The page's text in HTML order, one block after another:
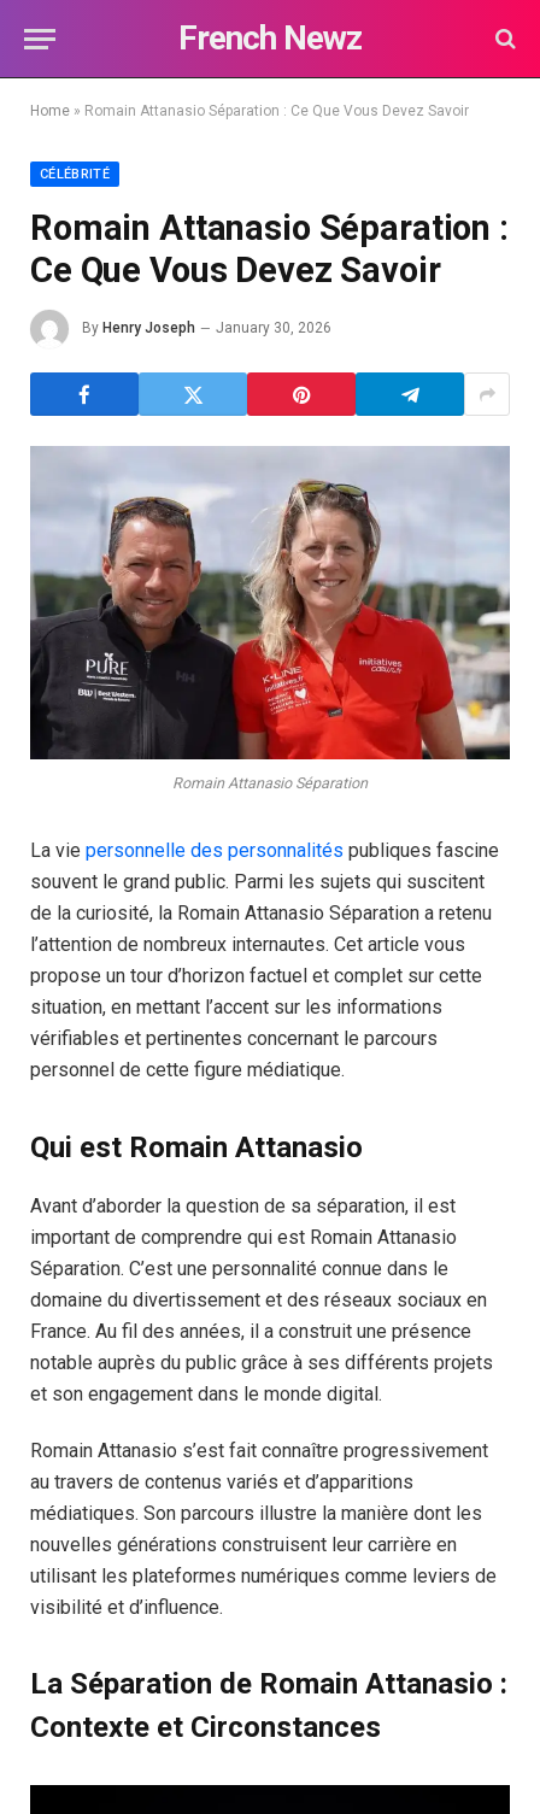
French Newz
Home » Romain Attanasio Séparation : Ce Que Vous Devez Savoir
CÉLÉBRITÉ
Romain Attanasio Séparation :
Ce Que Vous Devez Savoir
By Henry Joseph January 30, 2026
Romain Attanasio Séparation
La vie personnelle des personnalités publiques fascine
souvent le grand public. Parmi les sujets qui suscitent
de la curiosité, la Romain Attanasio Séparation a retenu
l’attention de nombreux internautes. Cet article vous
propose un tour d’horizon factuel et complet sur cette
situation, en mettant l’accent sur les informations
vérifiables et pertinentes concernant le parcours
personnel de cette figure médiatique.
Qui est Romain Attanasio
Avant d’aborder la question de sa séparation, il est
important de comprendre qui est Romain Attanasio
Séparation. C’est une personnalité connue dans le
domaine du divertissement et des réseaux sociaux en
France. Au fil des années, il a construit une présence
notable auprès du public grâce à ses différents projets
et son engagement dans le monde digital.
Romain Attanasio s’est fait connaître progressivement
au travers de contenus variés et d’apparitions
médiatiques. Son parcours illustre la manière dont les
nouvelles générations construisent leur carrière en
utilisant les plateformes numériques comme leviers de
visibilité et d’influence.
La Séparation de Romain Attanasio :
Contexte et Circonstances